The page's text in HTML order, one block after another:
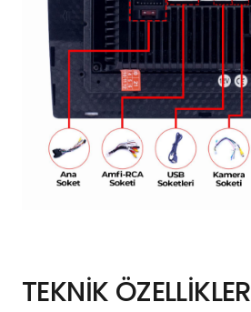
TEKNİK ÖZELLİKLER